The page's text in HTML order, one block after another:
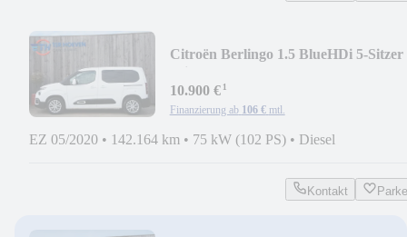
Citroën Berlingo 1.5 BlueHDi 5-Sitzer
10.900 €¹
Finanzierung ab 106 € mtl.
EZ 05/2020 • 142.164 km • 75 kW (102 PS) • Diesel
Kontakt